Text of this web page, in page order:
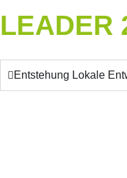
LEADER
Entstehung Lokale